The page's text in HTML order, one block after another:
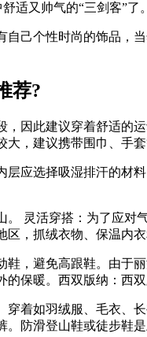
适又帅气的“三剑客”了。
己个性时尚的饰品，
荐?
因此建议穿着舒适
，建议携带围巾、手
应选择吸湿排汗的材
灵活穿搭：为了应
，抓绒衣物、保温内衣
，避免高跟鞋。由
保暖。西双版纳：西
着如羽绒服、毛衣、
防滑登山鞋或徒步鞋是